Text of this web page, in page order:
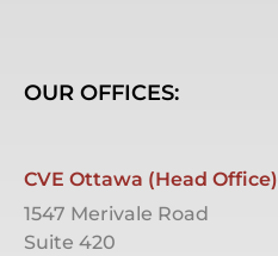
OUR OFFICES:
CVE Ottawa (Head Office)
1547 Merivale Road
Suite 420